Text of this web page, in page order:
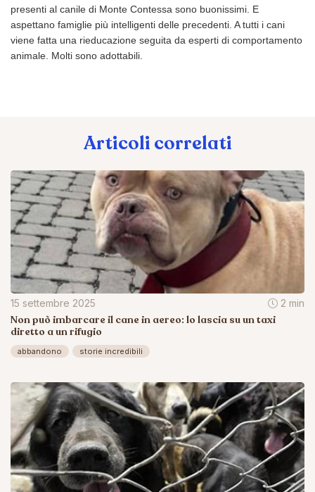
presenti al canile di Monte Contessa sono buonissimi. E
aspettano famiglie più intelligenti delle precedenti. A tutti i cani
viene fatta una rieducazione seguita da esperti di comportamento
animale. Molti sono adottabili.
Articoli correlati
15 settembre 2025 2 min
Non può imbarcare il cane in aereo: lo lascia su un taxi
diretto a un rifugio
abbandono storie incredibili